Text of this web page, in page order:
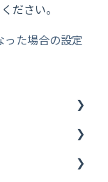
ださい。
た場合の設定